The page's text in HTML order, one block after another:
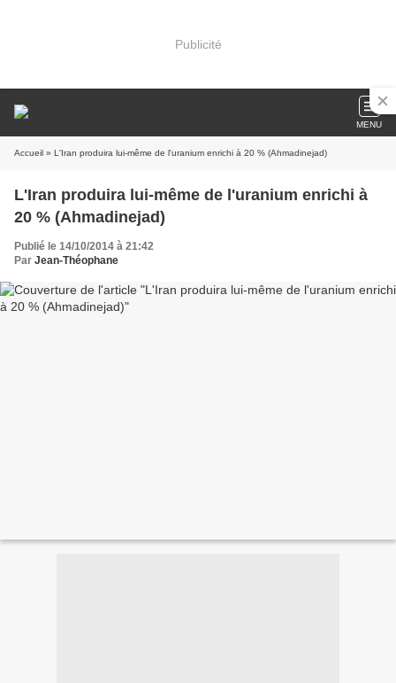
Publicité
MENU
Accueil » L'Iran produira lui-même de l'uranium enrichi à 20 % (Ahmadinejad)
L'Iran produira lui-même de l'uranium enrichi à
20 % (Ahmadinejad)
Publié le 14/10/2014 à 21:42
Par Jean-Théophane